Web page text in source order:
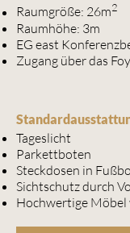
Raumgröße: 26m2
Raumhöhe: 3m
EG east
Zugang über das
Tageslicht
Parkettboten
Steckdosen in
Sichtschutz durch
Hochwertige Möbel